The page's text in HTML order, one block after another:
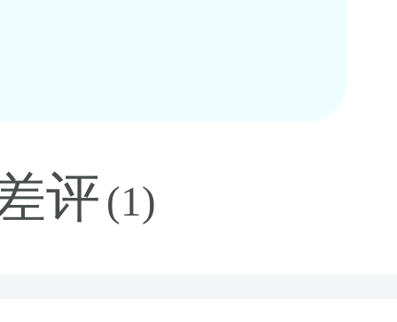
评 (1)